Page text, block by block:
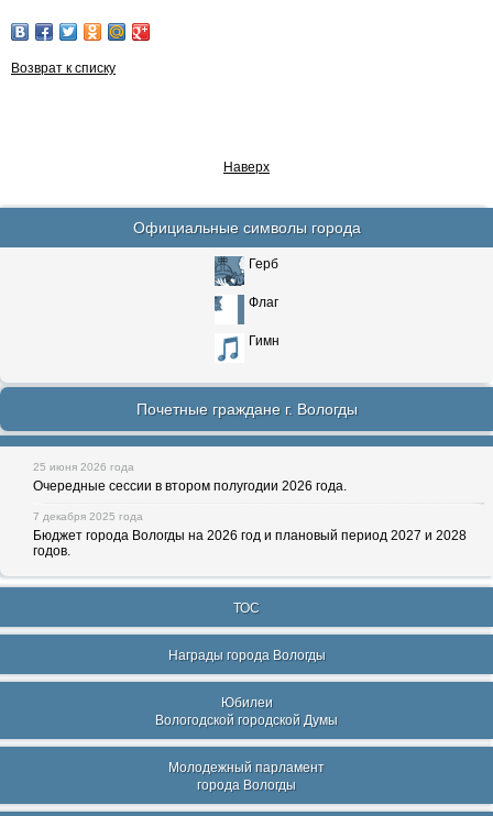
Возврат к списку
Наверх
Официальные символы города
Герб
Флаг
Гимн
Почетные граждане г. Вологды
25 июня 2026 года
Очередные сессии в втором полугодии 2026 года.
7 декабря 2025 года
Бюджет города Вологды на 2026 год и плановый период 2027 и 2028
годов.
ТОС
Награды города Вологды
Юбилеи
Вологодской городской Думы
Молодежный парламент
города Вологды